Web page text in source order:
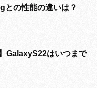
との性能の違いは？
GalaxyS22はいつまで